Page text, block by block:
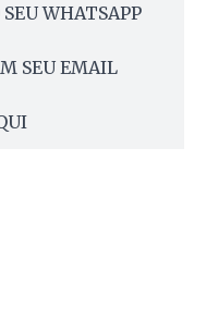
WHATSAPP
SEU EMAIL